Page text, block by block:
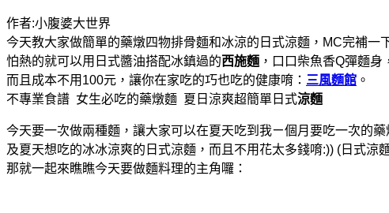
作者:小腹婆大世界
今天教大家做簡單的藥燉四物排骨麵和冰涼的日式涼麵，MC完補一
怕熱的就可以用日式醬油搭配冰鎮過的西施麵 ，口口柴魚香Q彈麵身
而且成本不用100元，讓你在家吃的巧也吃的健康唷： 三風麵館 。
不專業食譜 女生必吃的藥燉麵 夏日涼爽超簡單日式涼麵
今天要一次做兩種麵，讓大家可以在夏天吃到我ㄧ個月要吃一次的藥
及夏天想吃的冰冰涼爽的日式涼麵，而且不用花太多錢唷:)) (日式涼
那就一起來瞧瞧今天要做麵料理的主角囉：